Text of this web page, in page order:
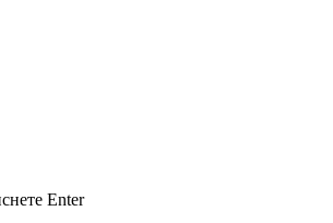
Enter